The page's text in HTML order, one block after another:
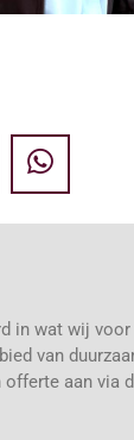
in wat wij voor
van
offerte aan via